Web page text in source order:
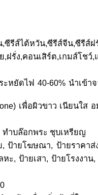
ส์ไต้หวัน,ซีรีส์จีน,ซีรีส์ฝ
,ฝรั่ง,คอนเสิร์ต,เกมส์โ
หยัดไฟ 40-60% นำเข้า
เพื่อผิวขาว เนียนใส
ำบล๊อกพระ ชุบเหรียญ
ป้ายโฆษณา, ป้ายราคา
ะ, ป้ายเสา, ป้ายโรงงา